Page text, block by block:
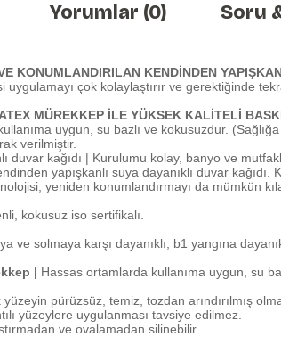
Yorumlar (0) Soru
KONUMLANDIRILAN KENDİNDEN
çok kolaylaştırır ve gerektiğinde
MÜREKKEP İLE YÜKSEK KALİTELİ
uygun, su bazlı ve kokusuzdur.
verilmiştir.
duvar kağıdı | Kurulumu kolay, banyo ve
yapışkanlı suya dayanıklı duvar
yeniden konumlandırmayı da mümkün
kokusuz iso sertifikalı.
ve solmaya karşı dayanıklı, b1 yangına
| Hassas ortamlarda kullanıma uygun, su
pürüzsüz, temiz, tozdan arındırılmış
yüzeylere uygulanması tavsiye edilmez.
ve ovalamadan silinebilir.